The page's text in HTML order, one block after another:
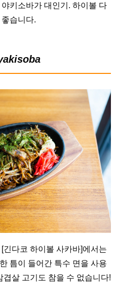
키소바가 대인기. 하이볼 다
습니다.
다코 하이볼 사카바]에서는
틈이 들어간 특수 면을 사용
살 고기도 참을 수 없습니다!